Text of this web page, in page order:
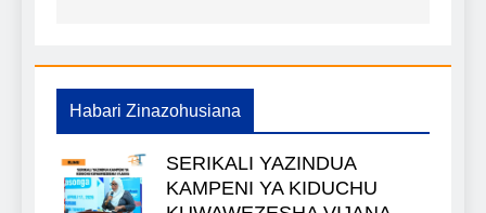
Habari Zinazohusiana
SERIKALI YAZINDUA
KAMPENI YA KIDUCHU